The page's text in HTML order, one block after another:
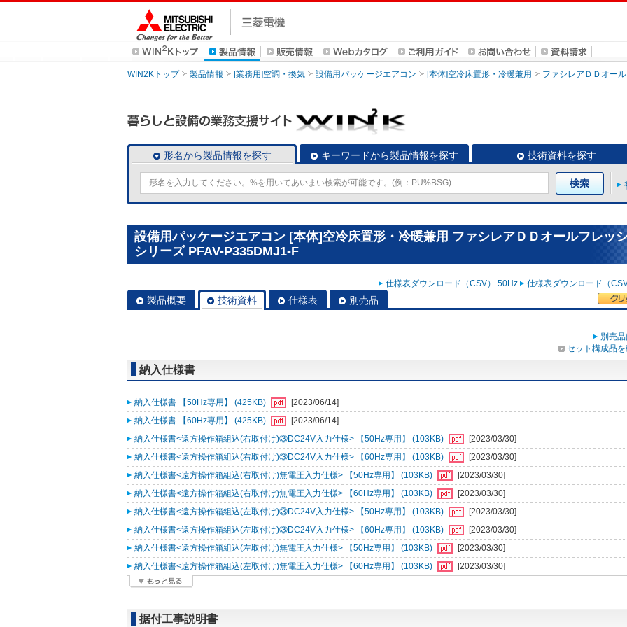
WIN2Kトップ 製品情報 [業務用]空調・換気 設備用パッケージエアコン [本体]空冷床置形・冷暖兼用 ファシレアＤＤオー
形名から製品情報を探す キーワードから製品情報を探す 技術資料を探す
設備用パッケージエアコン [本体]空冷床置形・冷暖兼用 ファシレアＤＤオールフレッ
シリーズ PFAV-P335DMJ1-F
仕様表ダウンロード（CSV） 50Hz 仕様表ダウンロード（
製品概要 技術資料 仕様表 別売品
別売
セット構成品
納入仕様書
納入仕様書 【50Hz専用】 (425KB)
[2023/06/14]
納入仕様書 【60Hz専用】 (425KB)
[2023/06/14]
納入仕様書<遠方操作箱組込(右取付け)③DC24V入力仕様> 【50Hz専用】 (103KB)
[2023/03/30]
納入仕様書<遠方操作箱組込(右取付け)③DC24V入力仕様> 【60Hz専用】 (103KB)
[2023/03/30]
納入仕様書<遠方操作箱組込(右取付け)無電圧入力仕様> 【50Hz専用】 (103KB)
[2023/03/30]
納入仕様書<遠方操作箱組込(右取付け)無電圧入力仕様> 【60Hz専用】 (103KB)
[2023/03/30]
納入仕様書<遠方操作箱組込(左取付け)③DC24V入力仕様> 【50Hz専用】 (103KB)
[2023/03/30]
納入仕様書<遠方操作箱組込(左取付け)③DC24V入力仕様> 【60Hz専用】 (103KB)
[2023/03/30]
納入仕様書<遠方操作箱組込(左取付け)無電圧入力仕様> 【50Hz専用】 (103KB)
[2023/03/30]
納入仕様書<遠方操作箱組込(左取付け)無電圧入力仕様> 【60Hz専用】 (103KB)
[2023/03/30]
据付工事説明書